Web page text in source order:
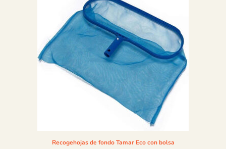
Recogehojas de fondo Tamar Eco con bolsa